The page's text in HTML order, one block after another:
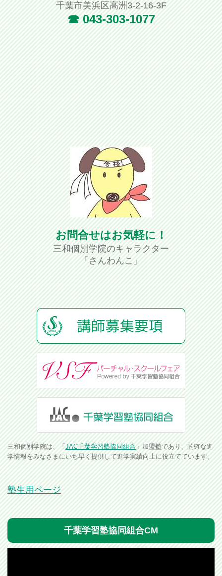
千葉市美浜区高洲3-2-16-3F
☎ 043-303-1077
お問合せはお気軽に！
三和個別学院のキャラクター
「さんわんこ」
三和個別学院は、「JAC千葉学習塾協同組合」加盟塾であり、的確な進
学情報をみなさまにいち早く提供して進学実績向上に役立てています。
塾生用ページ
千葉学習塾協同組合CM
動
画